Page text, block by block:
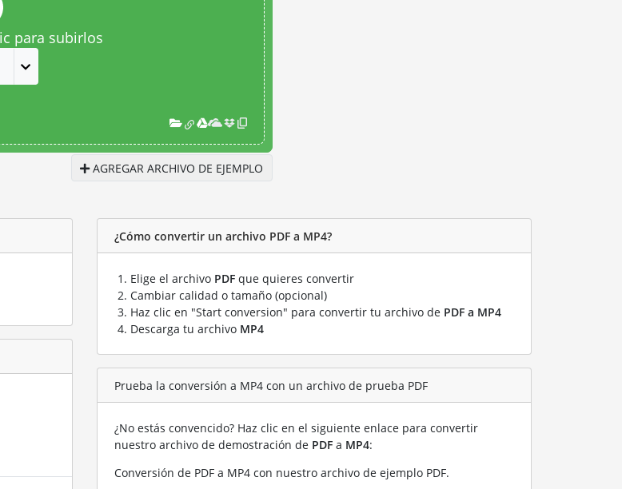
para subirlos
AGREGAR ARCHIVO DE EJEMPLO
¿Cómo convertir un archivo PDF a MP4?
Elige el archivo PDF que quieres convertir
Cambiar calidad o tamaño (opcional)
Haz clic en "Start conversion" para convertir tu archivo de PDF a MP4
Descarga tu archivo MP4
Prueba la conversión a MP4 con un archivo de prueba PDF
¿No estás convencido? Haz clic en el siguiente enlace para convertir
nuestro archivo de demostración de PDF a MP4:
Conversión de PDF a MP4 con nuestro archivo de ejemplo PDF.